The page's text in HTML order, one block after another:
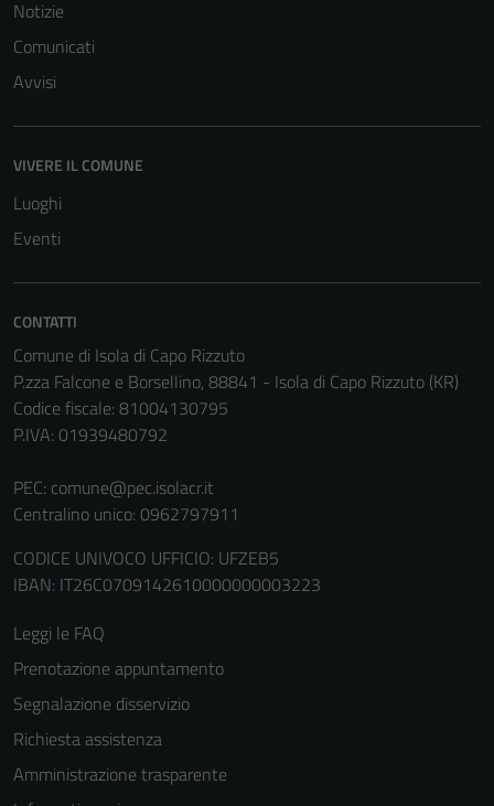
Notizie
Comunicati
Avvisi
VIVERE IL COMUNE
Luoghi
Eventi
CONTATTI
Comune di Isola di Capo Rizzuto
P.zza Falcone e Borsellino, 88841 - Isola di Capo Rizzuto (KR)
Codice fiscale: 81004130795
P.IVA: 01939480792
PEC: comune@pec.isolacr.it
Centralino unico: 0962797911
CODICE UNIVOCO UFFICIO: UFZEB5
IBAN: IT26C0709142610000000003223
Leggi le FAQ
Prenotazione appuntamento
Segnalazione disservizio
Richiesta assistenza
Amministrazione trasparente
sono necessari
disabilitati.
informazioni
personali.
una serie di